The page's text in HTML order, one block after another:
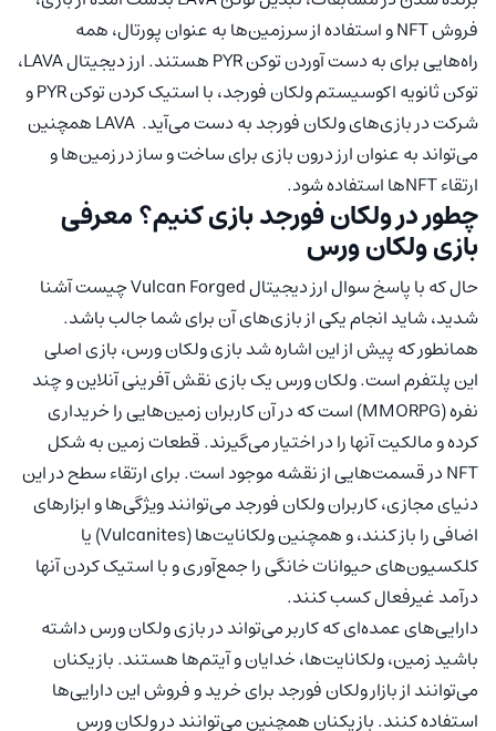
فروش NFT و استفاده از سرزمین‌ها به عنوان پورتال، همه
راه‌هایی برای به دست آوردن توکن PYR هستند. ارز دیجیتال LAVA،
توکن ثانویه اکوسیستم ولکان فورجد، با استیک کردن توکن PYR و
شرکت در بازی‌های ولکان فورجد به دست می‌آید. LAVA همچنین
می‌تواند به عنوان ارز درون بازی برای ساخت و ساز در زمین‌ها و
ارتقاء NFTها استفاده شود.
چطور در ولکان فورجد بازی کنیم؟ معرفی
بازی ولکان ورس
حال که با پاسخ سوال ارز دیجیتال Vulcan Forged چیست آشنا
شدید، شاید انجام یکی از بازی‌های آن برای شما جالب باشد.
همانطور که پیش از این اشاره شد بازی ولکان ورس، بازی اصلی
این پلتفرم است. ولکان ورس یک بازی نقش آفرینی آنلاین و چند
نفره (MMORPG) است که در آن کاربران زمین‌هایی را خریداری
کرده و مالکیت آنها را در اختیار می‌گیرند. قطعات زمین به شکل
NFT در قسمت‌هایی از نقشه موجود است. برای ارتقاء سطح در این
دنیای مجازی، کاربران ولکان فورجد می‌توانند ویژگی‌ها و ابزارهای
اضافی را باز کنند، و همچنین ولکانایت‌ها (Vulcanites) یا
کلکسیون‌های حیوانات خانگی را جمع‌آوری و با استیک کردن آنها
درآمد غیرفعال کسب کنند.
دارایی‌های عمده‌ای که کاربر می‌تواند در بازی ولکان ورس داشته
باشید زمین، ولکانایت‌ها، خدایان و آیتم‌ها هستند. بازیکنان
می‌توانند از بازار ولکان فورجد برای خرید و فروش این دارایی‌ها
استفاده کنند. بازیکنان همچنین می‌توانند در ولکان ورس